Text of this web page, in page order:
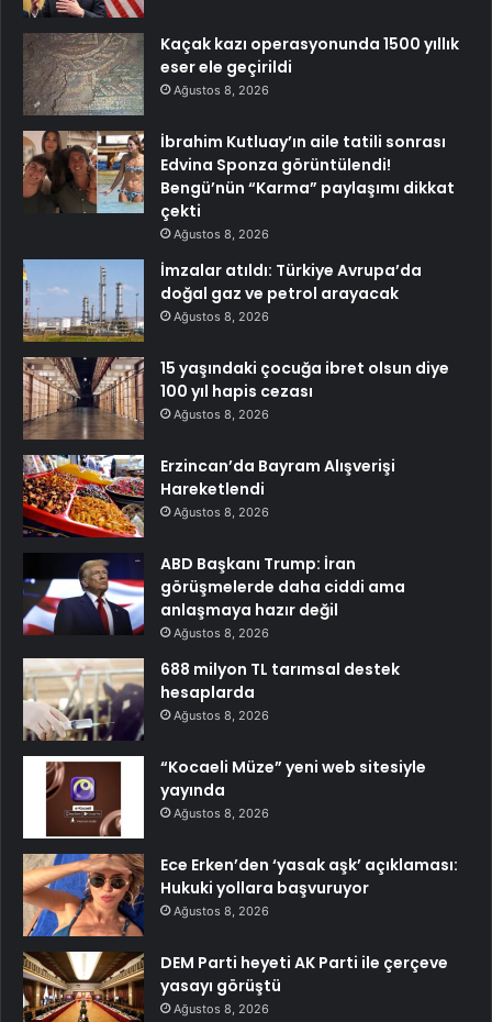
Kaçak kazı operasyonunda 1500 yıllık
eser ele geçirildi
Ağustos 8, 2026
İbrahim Kutluay’ın aile tatili sonrası
Edvina Sponza görüntülendi!
Bengü’nün “Karma” paylaşımı dikkat
çekti
Ağustos 8, 2026
İmzalar atıldı: Türkiye Avrupa’da
doğal gaz ve petrol arayacak
Ağustos 8, 2026
15 yaşındaki çocuğa ibret olsun diye
100 yıl hapis cezası
Ağustos 8, 2026
Erzincan’da Bayram Alışverişi
Hareketlendi
Ağustos 8, 2026
ABD Başkanı Trump: İran
görüşmelerde daha ciddi ama
anlaşmaya hazır değil
Ağustos 8, 2026
688 milyon TL tarımsal destek
hesaplarda
Ağustos 8, 2026
“Kocaeli Müze” yeni web sitesiyle
yayında
Ağustos 8, 2026
Ece Erken’den ‘yasak aşk’ açıklaması:
Hukuki yollara başvuruyor
Ağustos 8, 2026
DEM Parti heyeti AK Parti ile çerçeve
yasayı görüştü
Ağustos 8, 2026